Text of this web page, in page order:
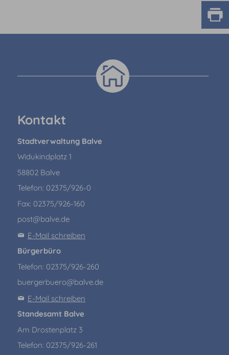
Kontakt
Stadtverwaltung Balve
Widukindplatz 1
58802 Balve
Telefon: 02375/926-0
Fax: 02375/926-160
post@balve.de
E-Mail schreiben
Bürgerbüro
Telefon: 02375/926-260
buergerbuero@balve.de
E-Mail schreiben
Standesamt Balve
Am Drostenplatz 3
Telefon: 02375/926-261